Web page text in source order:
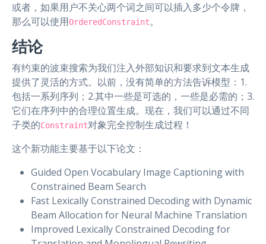
或者，如果用户不关心两个词之间可以插入多少个令牌，
那么可以使用OrderedConstraint。
结论
有约束的波束搜索为我们注入外部知识和要求到文本生成
提供了灵活的方式。以前，没有简单的方法告诉模型：1.
包括一系列序列；2.其中一些是可选的，一些是必需的；3.
它们在序列中的合理位置生成。现在，我们可以通过不同
子类的Constraint对象完全控制生成过程！
这个新功能主要基于以下论文：
Guided Open Vocabulary Image Captioning with
Constrained Beam Search
Fast Lexically Constrained Decoding with Dynamic
Beam Allocation for Neural Machine Translation
Improved Lexically Constrained Decoding for